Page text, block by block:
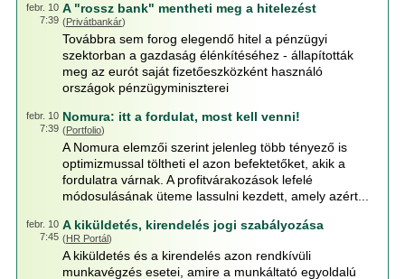
febr. 10
7:39
A "rossz bank" mentheti meg a hitelezést
(Privátbankár)
Továbbra sem forog elegendő hitel a pénzügyi
szektorban a gazdaság élénkítéséhez - állapították
meg az eurót saját fizetőeszközként használó
országok pénzügyminiszterei
febr. 10
7:39
Nomura: itt a fordulat, most kell venni!
(Portfolio)
A Nomura elemzői szerint jelenleg több tényező is
optimizmussal töltheti el azon befektetőket, akik a
fordulatra várnak. A profitvárakozások lefelé
módosulásának üteme lassulni kezdett, amely azért...
febr. 10
7:45
A kiküldetés, kirendelés jogi szabályozása
(HR Portál)
A kiküldetés és a kirendelés azon rendkívüli
munkavégzés esetei, amire a munkáltató egyoldalú